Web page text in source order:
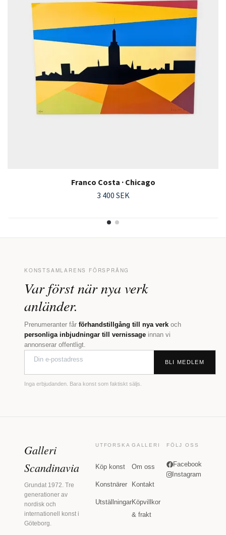
Franco Costa · Chicago
3 400 SEK
KONSTSAMLARENS FÖRSPRÅNG
Var först när nya verk
anländer.
Prenumeranter får förhandstillgång till nya verk och
personliga inbjudningar till vernissage innan vi
annonserar offentligt.
BLI MEDLEM
Inga erbjudanden. Bara konst som faktiskt säljs.
Galleri
Scandinavia
Grundat 1972. Tre
generationer av
nordisk och
internationell konst i
Göteborg.
UTFORSKA
Köp konst
Konstnärer
Utställningar
GALLERI
Om oss
Kontakt
Köpvillkor
& frakt
FÖLJ OSS
Facebook
Instagram